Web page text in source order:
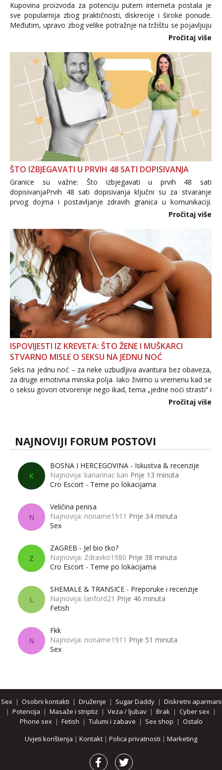
Kupovina proizvoda za potenciju putem interneta postala je
sve popularnija zbog praktičnosti, diskrecije i široke ponude.
Međutim, upravo zbog velike potražnje na tržištu se pojavljuju
i brojni krivotvoreni proizvodi, nepouzdane internetske
Pročitaj više
ŠTO IZBJEGAVATI U PRVIH 48 SATI DOPISIVANJA
Granice su važne: Što izbjegavati u prvih 48 sati
dopisivanjaPrvih 48 sati dopisivanja ključni su za stvaranje
prvog dojma i postavljanje zdravih granica u komunikaciji.
Važno je izbjeći prebrzo otkrivanje osobnih ili intimnih
informacija, jer nepoznata osoba još nije zaslužila to
povjerenje. Takođe...
Pročitaj više
ISPOVIJESTI IZ KREVETA: ŠTO ŽENE I MUŠKARCI
STVARNO MISLE O SEKSU NA JEDNU NOĆ
Seks na jednu noć – za neke uzbudljiva avantura bez obaveza,
za druge emotivna minska polja. Iako živimo u vremenu kad se
o seksu govori otvorenije nego ikad, tema „jedne noći strasti“ i
dalje izaziva burne rasprave. Što zapravo misle žene, a što
Pročitaj više
NAJNOVIJI FORUM POSTOVI
K
BOSNA I HERCEGOVINA - Iskustva & recenzije
Najnovija: kanarinac kan Prije 13 minuta
Cro Escort - Teme po lokacijama
N
Veličina penisa
Najnovija: noname1911 Prije 34 minuta
Sex
Z
ZAGREB - Jel bio tko?
Najnovija: Zdravko1980 Prije 38 minuta
Cro Escort - Teme po lokacijama
L
SHEMALE & TRANSICE - Preporuke i recenzije
Najnovija: lanford21 Prije 46 minuta
Fetish
N
Fkk
Najnovija: noname1911 Prije 51 minuta
Sex
Sex| Osobni kontakti | Druženje | Sugar Daddy| Diskretni aparmani
| Potencija | Masaže i striptiz | Veza / ljubav | Brak | Cyber sex |
Phone sex| Fetish | Tulumi i zabave | Sex shop | Ostalo
Uvjeti korištenja | Kontakt | Polica privatnosti | Marketing